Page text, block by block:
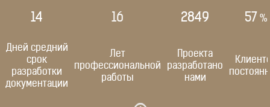
14 16 2861 59 %
Дней средний
срок
разработки
документации
Лет
профессиональной
работы
Проекта
разработано
нами